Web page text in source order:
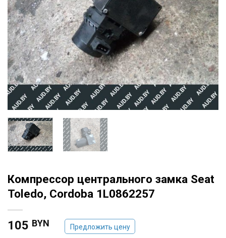
Компрессор центрального замка Seat
Toledo, Cordoba 1L0862257
105 BYN Предложить цену